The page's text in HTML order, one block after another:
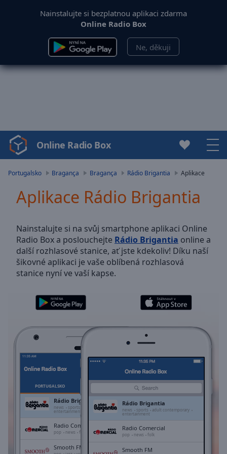
Nainstalujte si bezplatnou aplikaci zdarma
Online Radio Box
Ne, děkuji
Video
Player
Play
Video
Skip
Backward
Skip
Forward
Mute
Current
Duration-:-
0.00%
Stream
TypeLIVE
LIVE
Remaining
Online Radio Box
Portugalsko Bragança Bragança Rádio Brigantia Aplikace
Aplikace Rádio Brigantia
Nainstalujte si na svůj smartphone aplikaci Online
Radio Box a poslouchejte Rádio Brigantia online a
další rozhlasové stanice, ať jste kdekoliv! Díku naší
šikovné aplikaci je vaše oblíbená rozhlasová
stanice nyní ve vaší kapse.
PORTUGALSKO
Rádio Brigantia
news sports adult contemporary
entertainment
Radio Comercial
pop news folk
Smooth FM
Rádio Brigantia
news sports adult contemporary
entertainment
Radio Comercial
pop news folk
Smooth FM